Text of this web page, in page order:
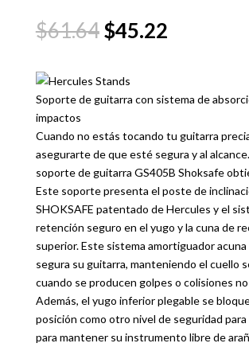
$61.64El
precio
era:
$61.64.
$45.22El
$45.22.
Soporte de guitarra con sistema de
impactos
Cuando no estás tocando tu guitarra
asegurarte de que esté segura y al
soporte de guitarra GS405B Shoksafe
Este soporte presenta el poste de
SHOKSAFE patentado de Hercules y el
retención seguro en el yugo y la cuna de
superior. Este sistema amortiguador acuna
segura su guitarra, manteniendo el cuello
cuando se producen golpes o colisiones
Además, el yugo inferior plegable se
posición como otro nivel de seguridad
para mantener su instrumento libre de